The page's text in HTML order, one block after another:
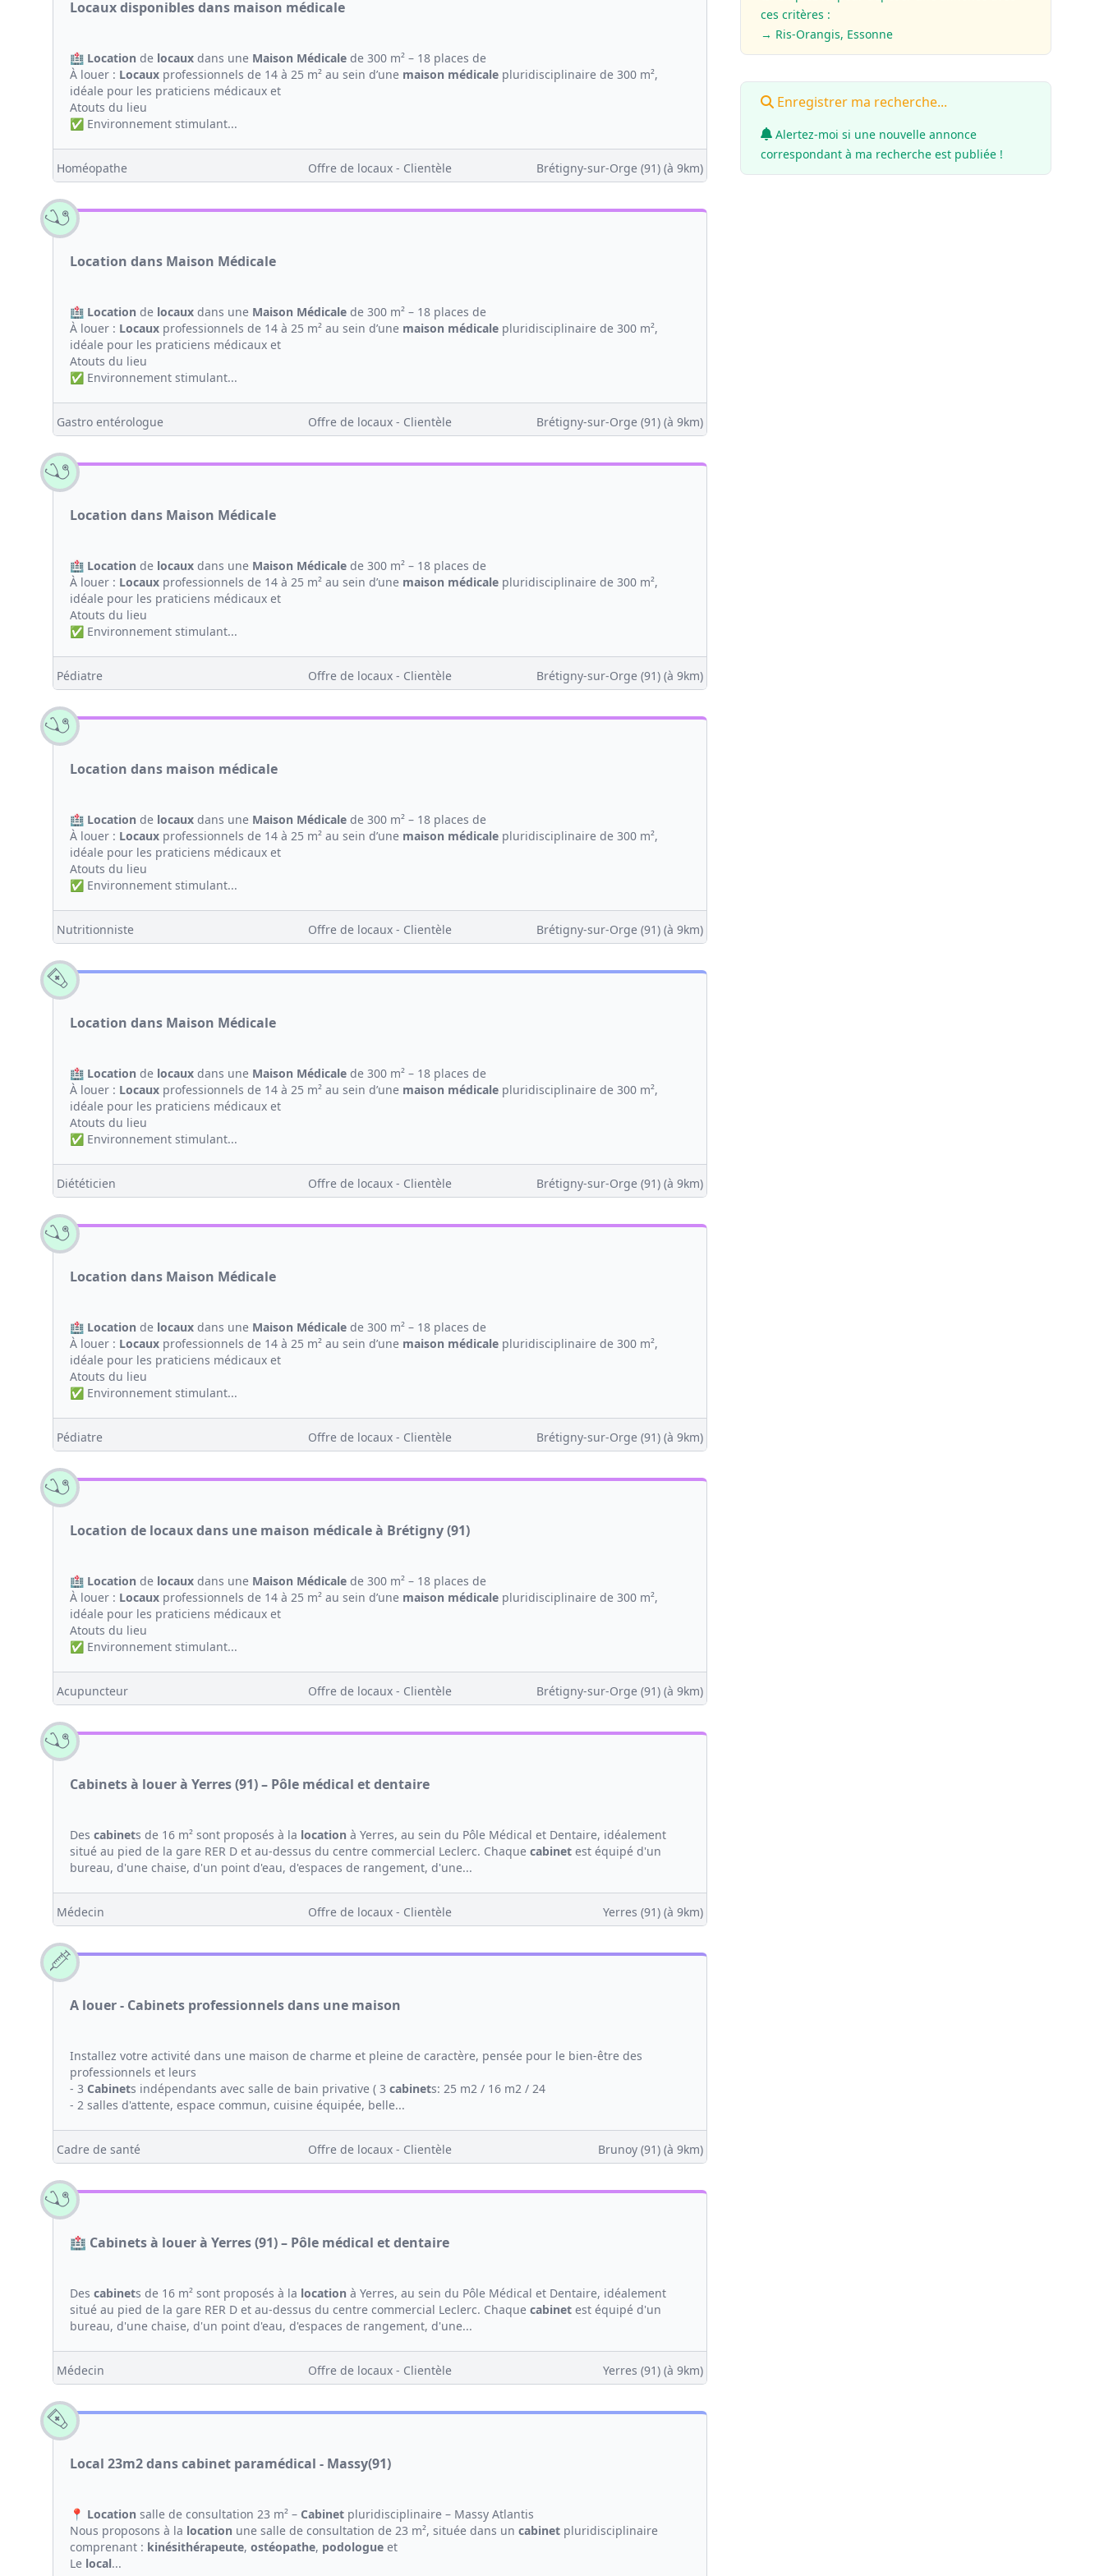
Locaux disponibles dans maison médicale
🏥 Location de locaux dans une Maison Médicale de 300 m² – 18 places de
À louer : Locaux professionnels de 14 à 25 m² au sein d’une maison médicale pluridisciplinaire de 300 m²,
idéale pour les praticiens médicaux et
Atouts du lieu
✅ Environnement stimulant...
Homéopathe Offre de locaux - Clientèle Brétigny-sur-Orge (91)(à 9km)
Location dans Maison Médicale
🏥 Location de locaux dans une Maison Médicale de 300 m² – 18 places de
À louer : Locaux professionnels de 14 à 25 m² au sein d’une maison médicale pluridisciplinaire de 300 m²,
idéale pour les praticiens médicaux et
Atouts du lieu
✅ Environnement stimulant...
Gastro entérologue Offre de locaux - Clientèle Brétigny-sur-Orge (91)(à 9km)
Location dans Maison Médicale
🏥 Location de locaux dans une Maison Médicale de 300 m² – 18 places de
À louer : Locaux professionnels de 14 à 25 m² au sein d’une maison médicale pluridisciplinaire de 300 m²,
idéale pour les praticiens médicaux et
Atouts du lieu
✅ Environnement stimulant...
Pédiatre Offre de locaux - Clientèle Brétigny-sur-Orge (91)(à 9km)
Location dans maison médicale
🏥 Location de locaux dans une Maison Médicale de 300 m² – 18 places de
À louer : Locaux professionnels de 14 à 25 m² au sein d’une maison médicale pluridisciplinaire de 300 m²,
idéale pour les praticiens médicaux et
Atouts du lieu
✅ Environnement stimulant...
Nutritionniste Offre de locaux - Clientèle Brétigny-sur-Orge (91)(à 9km)
Location dans Maison Médicale
🏥 Location de locaux dans une Maison Médicale de 300 m² – 18 places de
À louer : Locaux professionnels de 14 à 25 m² au sein d’une maison médicale pluridisciplinaire de 300 m²,
idéale pour les praticiens médicaux et
Atouts du lieu
✅ Environnement stimulant...
Diététicien Offre de locaux - Clientèle Brétigny-sur-Orge (91)(à 9km)
Location dans Maison Médicale
🏥 Location de locaux dans une Maison Médicale de 300 m² – 18 places de
À louer : Locaux professionnels de 14 à 25 m² au sein d’une maison médicale pluridisciplinaire de 300 m²,
idéale pour les praticiens médicaux et
Atouts du lieu
✅ Environnement stimulant...
Pédiatre Offre de locaux - Clientèle Brétigny-sur-Orge (91)(à 9km)
Location de locaux dans une maison médicale à Brétigny (91)
🏥 Location de locaux dans une Maison Médicale de 300 m² – 18 places de
À louer : Locaux professionnels de 14 à 25 m² au sein d’une maison médicale pluridisciplinaire de 300 m²,
idéale pour les praticiens médicaux et
Atouts du lieu
✅ Environnement stimulant...
Acupuncteur Offre de locaux - Clientèle Brétigny-sur-Orge (91)(à 9km)
Cabinets à louer à Yerres (91) – Pôle médical et dentaire
Des cabinets de 16 m² sont proposés à la location à Yerres, au sein du Pôle Médical et Dentaire, idéalement
situé au pied de la gare RER D et au-dessus du centre commercial Leclerc. Chaque cabinet est équipé d'un
bureau, d'une chaise, d'un point d'eau, d'espaces de rangement, d'une...
Médecin Offre de locaux - Clientèle Yerres (91)(à 9km)
A louer - Cabinets professionnels dans une maison
Installez votre activité dans une maison de charme et pleine de caractère, pensée pour le bien-être des
professionnels et leurs
- 3 Cabinets indépendants avec salle de bain privative ( 3 cabinets: 25 m2 / 16 m2 / 24
- 2 salles d'attente, espace commun, cuisine équipée, belle...
Cadre de santé Offre de locaux - Clientèle Brunoy (91)(à 9km)
🏥 Cabinets à louer à Yerres (91) – Pôle médical et dentaire
Des cabinets de 16 m² sont proposés à la location à Yerres, au sein du Pôle Médical et Dentaire, idéalement
situé au pied de la gare RER D et au-dessus du centre commercial Leclerc. Chaque cabinet est équipé d'un
bureau, d'une chaise, d'un point d'eau, d'espaces de rangement, d'une...
Médecin Offre de locaux - Clientèle Yerres (91)(à 9km)
Local 23m2 dans cabinet paramédical - Massy(91)
📍 Location salle de consultation 23 m² – Cabinet pluridisciplinaire – Massy Atlantis
Nous proposons à la location une salle de consultation de 23 m², située dans un cabinet pluridisciplinaire
comprenant : kinésithérapeute, ostéopathe, podologue et
Le local...
ces critères :
→ Ris-Orangis, Essonne
Enregistrer ma recherche...
Alertez-moi si une nouvelle annonce
correspondant à ma recherche est publiée !